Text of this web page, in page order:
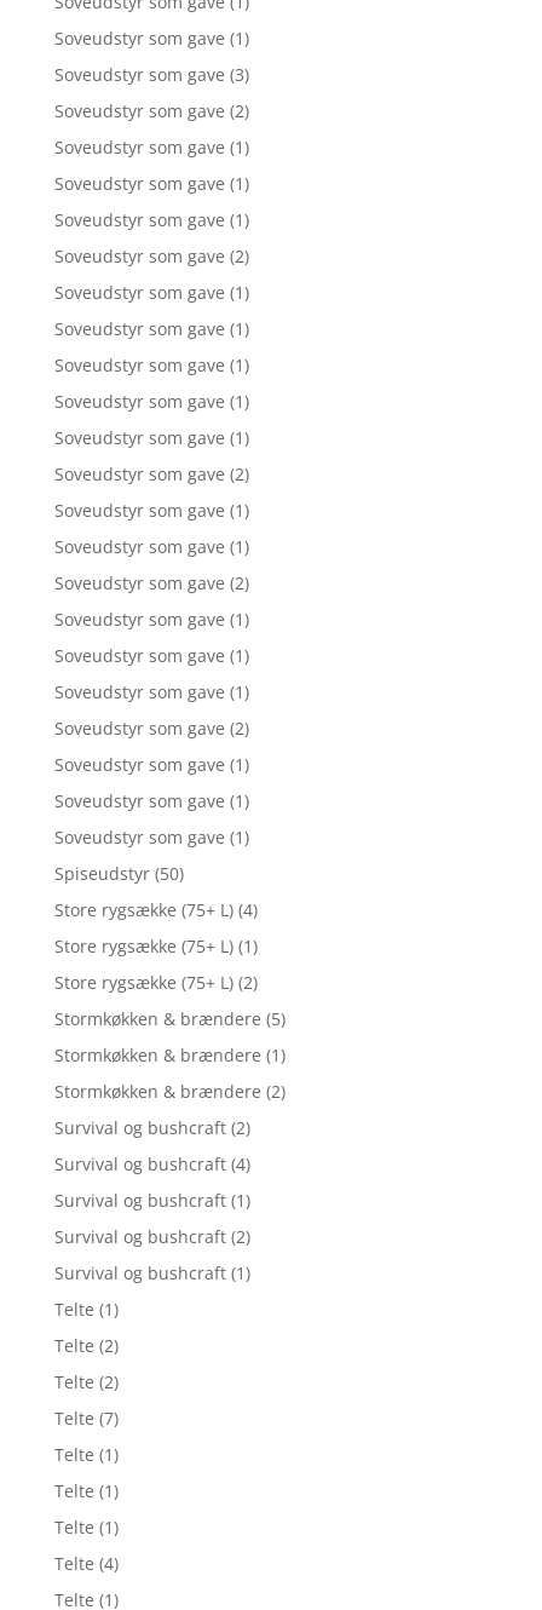
Soveudstyr som gave (1)
Soveudstyr som gave (3)
Soveudstyr som gave (2)
Soveudstyr som gave (1)
Soveudstyr som gave (1)
Soveudstyr som gave (1)
Soveudstyr som gave (2)
Soveudstyr som gave (1)
Soveudstyr som gave (1)
Soveudstyr som gave (1)
Soveudstyr som gave (1)
Soveudstyr som gave (1)
Soveudstyr som gave (2)
Soveudstyr som gave (1)
Soveudstyr som gave (1)
Soveudstyr som gave (2)
Soveudstyr som gave (1)
Soveudstyr som gave (1)
Soveudstyr som gave (1)
Soveudstyr som gave (2)
Soveudstyr som gave (1)
Soveudstyr som gave (1)
Soveudstyr som gave (1)
Spiseudstyr (50)
Store rygsække (75+ L) (4)
Store rygsække (75+ L) (1)
Store rygsække (75+ L) (2)
Stormkøkken & brændere (5)
Stormkøkken & brændere (1)
Stormkøkken & brændere (2)
Survival og bushcraft (2)
Survival og bushcraft (4)
Survival og bushcraft (1)
Survival og bushcraft (2)
Survival og bushcraft (1)
Telte (1)
Telte (2)
Telte (2)
Telte (7)
Telte (1)
Telte (1)
Telte (1)
Telte (4)
Telte (1)